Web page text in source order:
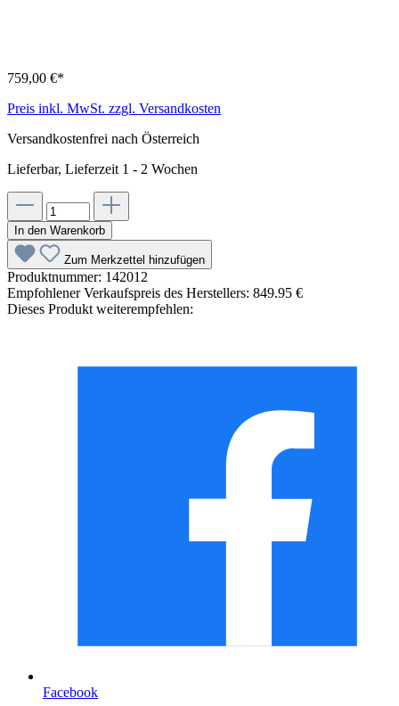
759,00 €*
Preis inkl. MwSt. zzgl. Versandkosten
Versandkostenfrei nach Österreich
Lieferbar, Lieferzeit 1 - 2 Wochen
In den Warenkorb
Zum Merkzettel hinzufügen
Produktnummer: 142012
Empfohlener Verkaufspreis des Herstellers: 849.95 €
Dieses Produkt weiterempfehlen:
Facebook